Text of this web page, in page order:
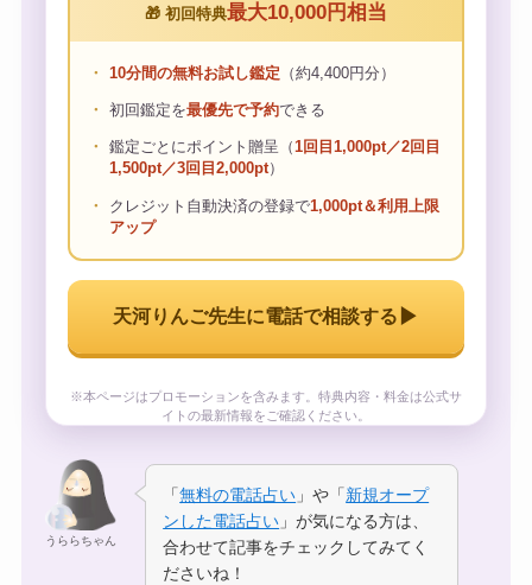
🎁 初回特典最大10,000円相当
10分間の無料お試し鑑定 （約4,400円分）
初回鑑定を最優先で予約できる
鑑定ごとにポイント贈呈（1回目1,000pt／2回目
1,500pt／3回目2,000pt）
クレジット自動決済の登録で1,000pt＆利用上限
アップ
天河りんご先生に電話で相談する ▶
※本ページはプロモーションを含みます。特典内容・料金は公式サ
イトの最新情報をご確認ください。
うららちゃん
「無料の電話占い 」や「新規オープ
ンした電話占い 」が気になる方は、
合わせて記事をチェックしてみてく
ださいね！